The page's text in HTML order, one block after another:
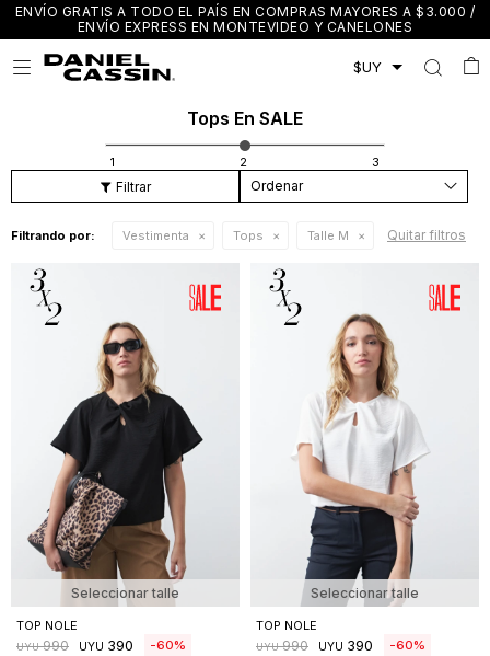
ENVÍO GRATIS A TODO EL PAÍS EN COMPRAS MAYORES A $3.000 /
ENVÍO EXPRESS EN MONTEVIDEO Y CANELONES

Tops En SALE
Recomendados
Filtrando por: Vestimenta Tops Talle M Quitar filtros
Seleccionar talle
TOP NOLE
UYU 990 UYU 390 60
Seleccionar talle
TOP NOLE
UYU 990 UYU 390 60